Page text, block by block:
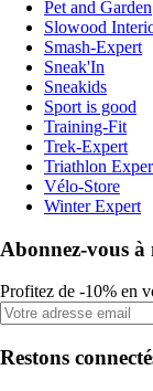
Pet and Garden
Slowood
Smash-Expert
Sneak'In
Sneakids
Sport is good
Training-Fit
Trek-Expert
Triathlon
Vélo-Store
Winter Expert
Abonnez-vous à
Profitez de -10% en
Restons